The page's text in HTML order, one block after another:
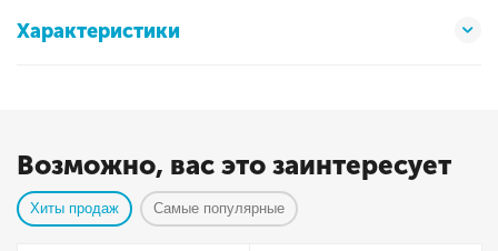
Характеристики
Возможно, вас это заинтересует
Хиты продаж Самые популярные